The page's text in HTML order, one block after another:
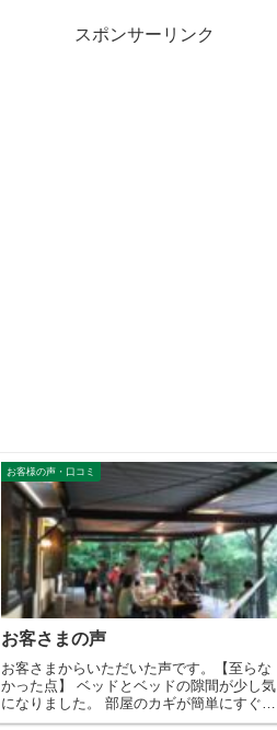
スポンサーリンク
お客様の声・口コミ
お客さまの声
お客さまからいただいた声です。【至らな
かった点】 ベッドとベッドの隙間が少し気
になりました。 部屋のカギが簡単にすぐ開
い...